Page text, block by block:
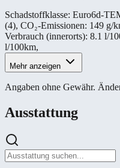
Schadstoffklasse: Euro6d-
(4), CO₂-Emissionen: 149 g/
Verbrauch (innerorts): 8.1 l/
l/100km,
Mehr anzeigen
Angaben ohne Gewähr.
Ausstattung